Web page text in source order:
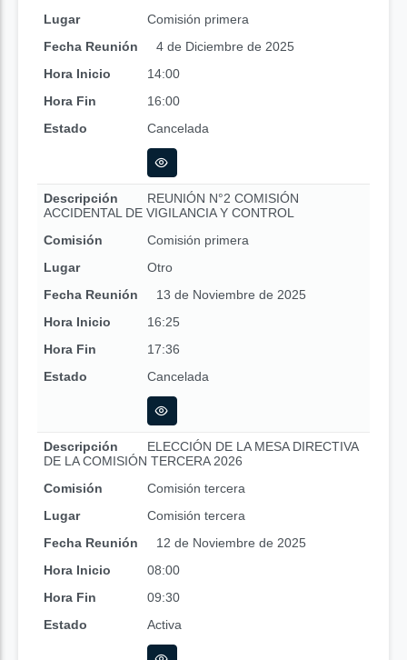
Lugar
Comisión primera
Fecha Reunión
4 de Diciembre de 2025
Hora Inicio
14:00
Hora Fin
16:00
Estado
Cancelada
Descripción
REUNIÓN N°2 COMISIÓN
ACCIDENTAL DE VIGILANCIA Y CONTROL
Comisión
Comisión primera
Lugar
Otro
Fecha Reunión
13 de Noviembre de 2025
Hora Inicio
16:25
Hora Fin
17:36
Estado
Cancelada
Descripción
ELECCIÓN DE LA MESA DIRECTIVA
DE LA COMISIÓN TERCERA 2026
Comisión
Comisión tercera
Lugar
Comisión tercera
Fecha Reunión
12 de Noviembre de 2025
Hora Inicio
08:00
Hora Fin
09:30
Estado
Activa